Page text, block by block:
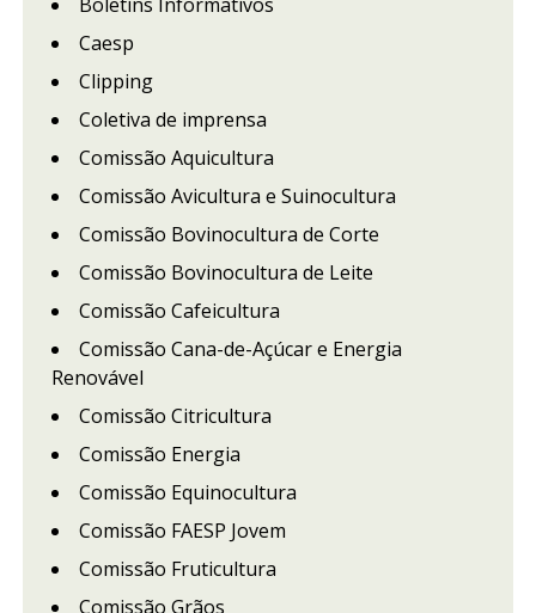
Caesp
Clipping
Coletiva de imprensa
Comissão Aquicultura
Comissão Avicultura e Suinocultura
Comissão Bovinocultura de Corte
Comissão Bovinocultura de Leite
Comissão Cafeicultura
Comissão Cana-de-Açúcar e Energia
Renovável
Comissão Citricultura
Comissão Energia
Comissão Equinocultura
Comissão FAESP Jovem
Comissão Fruticultura
Comissão Grãos